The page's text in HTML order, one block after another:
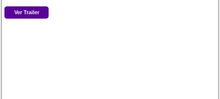
Ver Trailer